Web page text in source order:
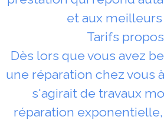
et aux
Tarifs
Dès lors que vous avez
une réparation chez vous
s'agirait de travaux
réparation